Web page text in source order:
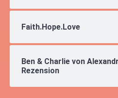
Faith.Hope.Love
Ben & Charlie von
Rezension